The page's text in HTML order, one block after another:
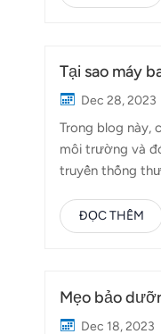
thủ công và tự
Tại sao máy
Dec 28, 2023
Trong blog này,
môi trường và
truyền thống
có mục tiêu.
cách hạn chế
ĐỌC THÊM
Mẹo bảo
Dec 18, 2023